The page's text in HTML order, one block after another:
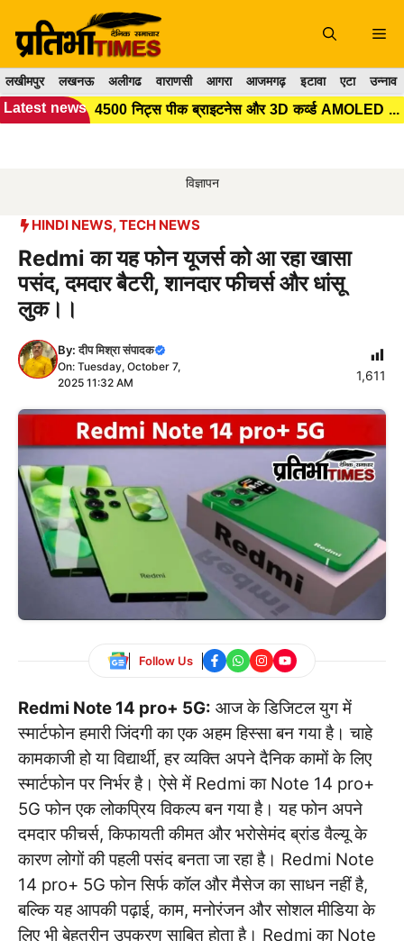
content
लखीमपुर लखनऊ अलीगढ वाराणसी आगरा आजमगढ़ इटावा एटा उन्नाव
Latest news 4500 निट्स पीक ब्राइटनेस और 3D कर्व्ड AMOLED डिस्प्ले के साथ लॉन्च हुआ VIVO का नया स्मार्टफोन, जानिए...
विज्ञापन
HINDI NEWS,TECH NEWS
Redmi का यह फोन यूजर्स को आ रहा खासा
पसंद, दमदार बैटरी, शानदार फीचर्स और धांसू
लुक।।
By:दीप मिश्रा संपादक
On: Tuesday, October 7,
2025 11:32 AM
1,611
Follow Us
Redmi Note 14 pro+ 5G: आज के डिजिटल युग में
स्मार्टफोन हमारी जिंदगी का एक अहम हिस्सा बन गया है। चाहे
कामकाजी हो या विद्यार्थी, हर व्यक्ति अपने दैनिक कामों के लिए
स्मार्टफोन पर निर्भर है। ऐसे में Redmi का Note 14 pro+
5G फोन एक लोकप्रिय विकल्प बन गया है। यह फोन अपने
दमदार फीचर्स, किफायती कीमत और भरोसेमंद ब्रांड वैल्यू के
कारण लोगों की पहली पसंद बनता जा रहा है। Redmi Note
14 pro+ 5G फोन सिर्फ कॉल और मैसेज का साधन नहीं है,
बल्कि यह आपकी पढ़ाई, काम, मनोरंजन और सोशल मीडिया के
लिए भी बेहतरीन उपकरण साबित होता है। Redmi का Note